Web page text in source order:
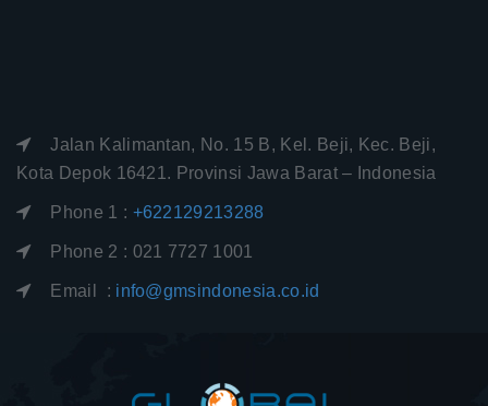
Jalan Kalimantan, No. 15 B, Kel. Beji, Kec. Beji,
Kota Depok 16421. Provinsi Jawa Barat – Indonesia
Phone 1 : +622129213288
Phone 2 : 021 7727 1001
Email : info@gmsindonesia.co.id